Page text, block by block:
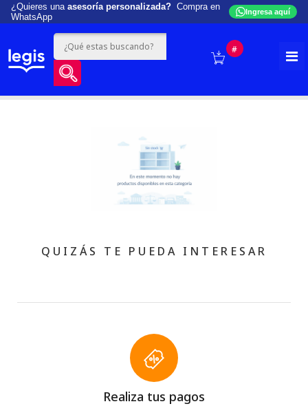
¿Quieres una asesoría personalizada? Compra en
WhatsApp
Ingresa aquí
#
QUIZÁS TE PUEDA INTERESAR
Realiza tus pagos